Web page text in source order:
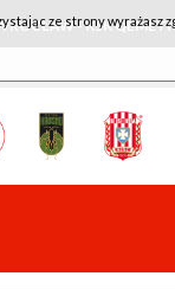
- KSK
ze strony wyrażasz